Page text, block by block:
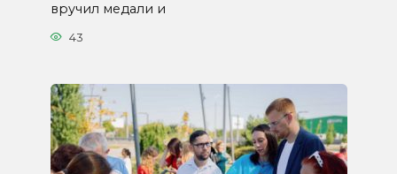
вручил медали и
43